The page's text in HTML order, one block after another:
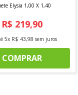
Elysia 1,00 X 1,40
R$ 219,90
5x R$ 43,98 sem juros
COMPRAR